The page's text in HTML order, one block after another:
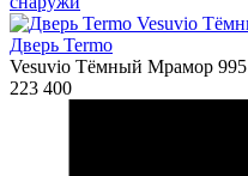
Дверь Termo
Vesuvio Тёмный Мрамор 995
223 400